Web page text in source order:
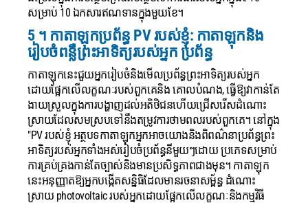
សម្រាប់ 10 ឯកសារឥណទានក្នុងមួយខែ។
5 ។ កាតាឡុកប្រព័ន្ធ PV របស់ខ្ញុំ: កាតាឡុកនិង
រៀបចំពន្លឺព្រះអាទិត្យរបស់អ្នក ប្រព័ន្ធ
កាតាឡុកនេះជួយអ្នករៀបចំនិងមើលប្រព័ន្ធព្រះអាទិត្យរបស់អ្នក
ដោយផ្អែកលើលក្ខណៈរបស់ពួកគេនិង គោលបំណង, ធ្វើឱ្យវាកាន់តែ
ងាយស្រួលក្នុងការបង្ហាញដល់អតិថិជនហើយជ្រើសរើសដំណោះ
ស្រាយដែលសមស្របទៅនឹងតម្រូវការថាមពលរបស់ពួកគេ។ នៅក្នុង
"PV របស់ខ្ញុំ អត្ថបទកាតាឡុកអ្នកអាចយោងនិងពិពណ៌នាប្រព័ន្ធព្រះ
អាទិត្យរបស់អ្នកទាំងអស់រៀបចំប្រព័ន្ធនីមួយៗដោយ ប្រភេទសម្រាប់
ការគ្រប់គ្រងកាន់តែច្បាស់និងមានប្រសិទ្ធភាពជាងមុន។ កាតាឡុក
នេះអនុញ្ញាតឱ្យអ្នកបង្កើតសន្និធិដែលមានរចនាសម្ព័ន្ធ ដំណោះ
ស្រាយ photovoltaic របស់អ្នកដោយផ្អែកលើលក្ខណៈនិងកម្មវិធី